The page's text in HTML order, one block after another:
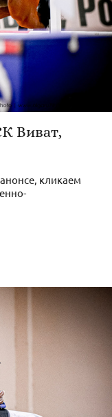
Виват,
кликаем